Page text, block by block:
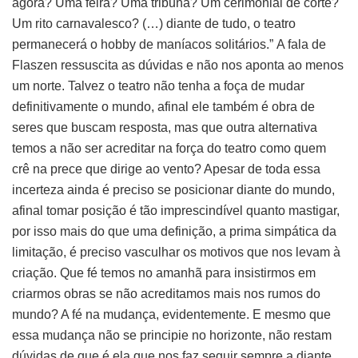
Um rito carnavalesco? (…) diante de tudo, o teatro
permanecerá o hobby de maníacos solitários.” A fala de
Flaszen ressuscita as dúvidas e não nos aponta ao menos
um norte. Talvez o teatro não tenha a foça de mudar
definitivamente o mundo, afinal ele também é obra de
seres que buscam resposta, mas que outra alternativa
temos a não ser acreditar na força do teatro como quem
crê na prece que dirige ao vento? Apesar de toda essa
incerteza ainda é preciso se posicionar diante do mundo,
afinal tomar posição é tão imprescindível quanto mastigar,
por isso mais do que uma definição, a prima simpática da
limitação, é preciso vasculhar os motivos que nos levam à
criação. Que fé temos no amanhã para insistirmos em
criarmos obras se não acreditamos mais nos rumos do
mundo? A fé na mudança, evidentemente. E mesmo que
essa mudança não se principie no horizonte, não restam